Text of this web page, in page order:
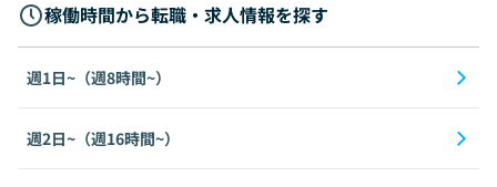
稼働時間から転職・求人情報を探す
週1日~（週8時間~）
週2日~（週16時間~）